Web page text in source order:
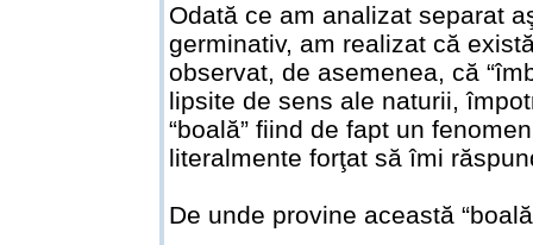
Odată ce am analizat separat
germinativ, am realizat că
observat, de asemenea, că
lipsite de sens ale naturii,
“boală” fiind de fapt un
literalmente forţat să îmi
De unde provine această